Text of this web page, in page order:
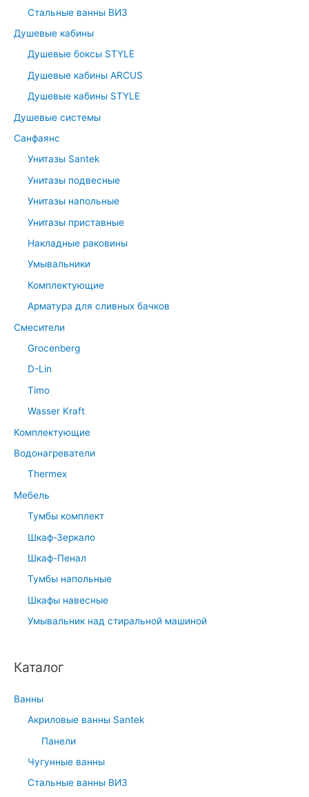
:
Стальные ванны ВИЗ
Душевые кабины
Душевые боксы STYLE
Душевые кабины ARCUS
Душевые кабины STYLE
Душевые системы
Санфаянс
Унитазы Santek
Унитазы подвесные
Унитазы напольные
Унитазы приставные
Накладные раковины
Умывальники
Комплектующие
Арматура для сливных бачков
Смесители
Grocenberg
D-Lin
Timo
Wasser Kraft
Комплектующие
Водонагреватели
Thermex
Мебель
Тумбы комплект
Шкаф-Зеркало
Шкаф-Пенал
Тумбы напольные
Шкафы навесные
Умывальник над стиральной машиной
Каталог
Ванны
Акриловые ванны Santek
Панели
Чугунные ванны
Стальные ванны ВИЗ